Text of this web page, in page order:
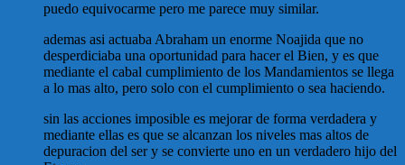
puedo equivocarme pero me parece muy similar.
ademas asi actuaba Abraham un enorme Noajida que no
desperdiciaba una oportunidad para hacer el Bien, y es que
mediante el cabal cumplimiento de los Mandamientos se llega
a lo mas alto, pero solo con el cumplimiento o sea haciendo.
sin las acciones imposible es mejorar de forma verdadera y
mediante ellas es que se alcanzan los niveles mas altos de
depuracion del ser y se convierte uno en un verdadero hijo del